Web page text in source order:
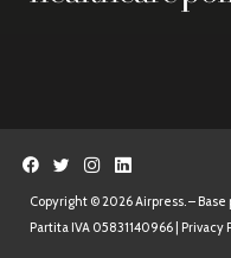
Copyright © 2026 Airpress. –
Partita IVA 05831140966 | Privacy